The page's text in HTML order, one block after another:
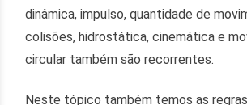
dinâmica, impulso, quantidade de
colisões, hidrostática, cinemática e
circular também são recorrentes.
Neste tópico também temos as